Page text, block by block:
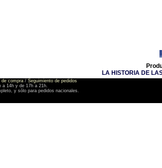
LA HISTORIA DE
de compra / Seguimiento de pedidos
a 14h y de 17h a 21h.
y sólo para pedidos nacionales.